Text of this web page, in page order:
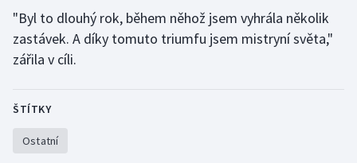
Ragby
Rychlostní kanoistika
"Byl to dlouhý rok, během něhož jsem vyhrála několik
zastávek. A díky tomuto triumfu jsem mistryní světa,"
zářila v cíli.
ŠTÍTKY
Ostatní